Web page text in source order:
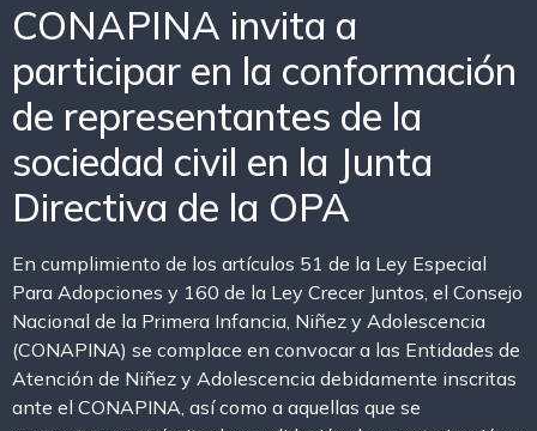
CONAPINA invita a
participar en la conformación
de representantes de la
sociedad civil en la Junta
Directiva de la OPA
En cumplimiento de los artículos 51 de la Ley Especial
Para Adopciones y 160 de la Ley Crecer Juntos, el Consejo
Nacional de la Primera Infancia, Niñez y Adolescencia
(CONAPINA) se complace en convocar a las Entidades de
Atención de Niñez y Adolescencia debidamente inscritas
ante el CONAPINA, así como a aquellas que se